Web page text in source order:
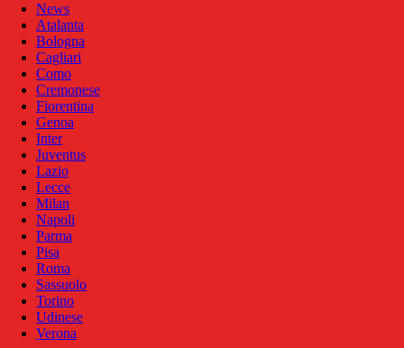
News
Atalanta
Bologna
Cagliari
Como
Cremonese
Fiorentina
Genoa
Inter
Juventus
Lazio
Lecce
Milan
Napoli
Parma
Pisa
Roma
Sassuolo
Torino
Udinese
Verona